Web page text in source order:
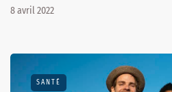
8 avril 2022
SANTÉ